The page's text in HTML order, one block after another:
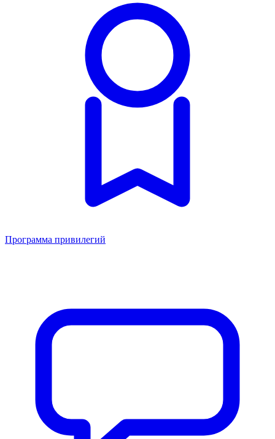
Программа привилегий